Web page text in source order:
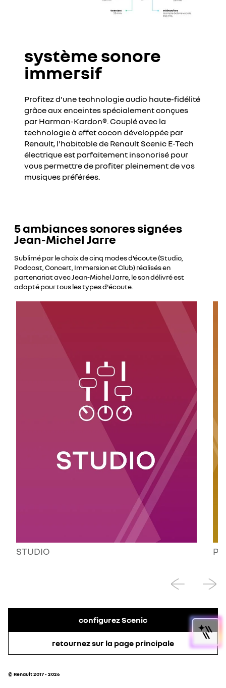
système sonore
immersif
Profitez d'une technologie audio haute-fidélité
grâce aux enceintes spécialement conçues
par Harman-Kardon®. Couplé avec la
technologie à effet cocon développée par
Renault, l'habitable de Renault Scenic E-Tech
électrique est parfaitement insonorisé pour
vous permettre de profiter pleinement de vos
musiques préférées.
5 ambiances sonores signées
Jean-Michel Jarre
Sublimé par le choix de cinq modes d’écoute (Studio,
Podcast, Concert, Immersion et Club) réalisés en
partenariat avec Jean-Michel Jarre, le son délivré est
adapté pour tous les types d'écoute.
STUDIO
configurez Scenic
retournez sur la page principale
© Renault 2017 - 2026